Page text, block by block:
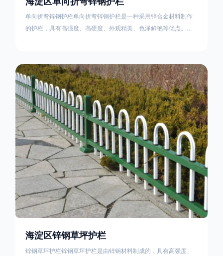
单向折弯锌钢护栏单向折弯锌钢护栏是一种采用锌合金材料制作
的护栏，具有高强度、高硬度、外观精美、色泽鲜艳等优点。该
再加上防盗垫圈，这样能够避免护栏被人轻易拆卸；适合于大批
量生产，能够很好的与自然相融合。单向折弯锌钢护栏可以用于
住宅小区、工厂院校、道路交通等场所。该产品具有高强度、高
硬度、外观
海淀区锌钢草坪护栏
锌钢草坪护栏锌钢草坪护栏是由锌钢材料制成的，具有高强度、